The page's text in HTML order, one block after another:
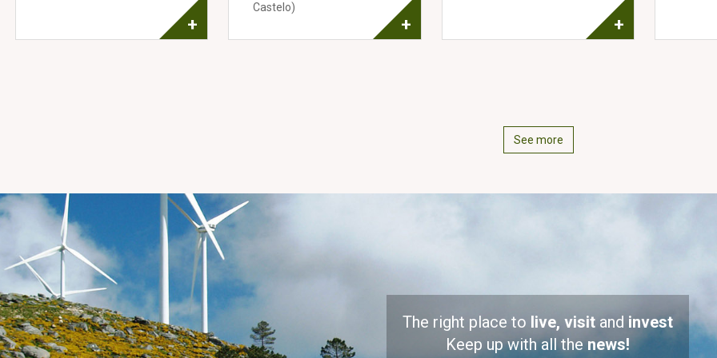
+
Castelo)
+ +
See more
The right place to live, visit and invest
Keep up with all thenews!